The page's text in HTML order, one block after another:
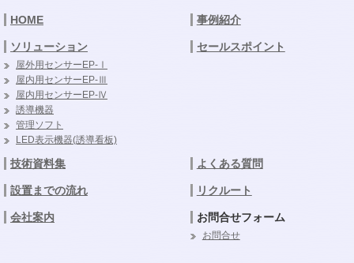
HOME 事例紹介
ソリューション
屋外用センサーEP-Ⅰ
屋内用センサーEP-Ⅲ
屋内用センサーEP-Ⅳ
誘導機器
管理ソフト
LED表示機器(誘導看板)
セールスポイント
技術資料集 よくある質問
設置までの流れ リクルート
会社案内 お問合せフォーム
お問合せ